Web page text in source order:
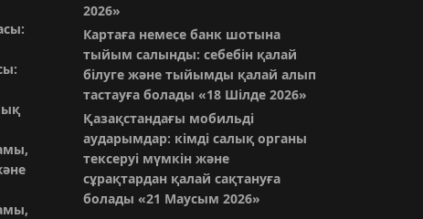
2026»
Картаға немесе банк шотына
тыйым салынды: себебін қалай
білуге және тыйымды қалай алып
тастауға болады «18 Шілде 2026»
Қазақстандағы мобильді
аударымдар: кімді салық органы
тексеруі мүмкін және
сұрақтардан қалай сақтануға
болады «21 Маусым 2026»